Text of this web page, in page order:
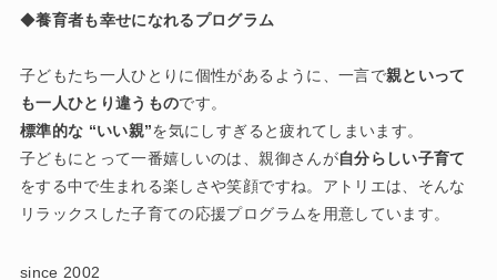
◆養育者も幸せになれるプログラム
子どもたち一人ひとりに個性があるように、一言で親といって
も一人ひとり違うものです。
標準的な “いい親”を気にしすぎると疲れてしまいます。
子どもにとって一番嬉しいのは、親御さんが自分らしい子育て
をする中で生まれる楽しさや笑顔ですね。アトリエは、そんな
リラックスした子育ての応援プログラムを用意しています。
since 2002